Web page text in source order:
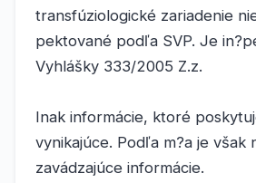
transfúziologické zariadenie
pektované podľa SVP. Je
Vyhlášky 333/2005 Z.z.
Inak informácie, ktoré
vynikajúce. Podľa m?a je však
zavádzajúce informácie.